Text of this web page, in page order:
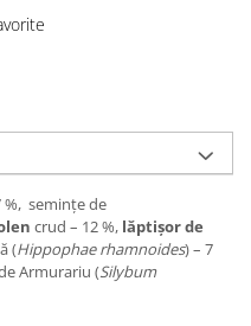
%, semințe de
crud – 12 %, lăptișor de
(Hippophae rhamnoides) – 7
Armurariu (Silybum